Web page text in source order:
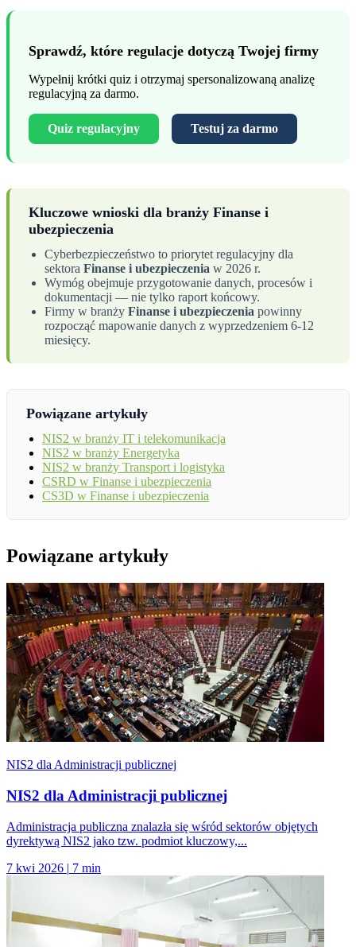
Sprawdź, które regulacje dotyczą Twojej firmy
Wypełnij krótki quiz i otrzymaj spersonalizowaną analizę
regulacyjną za darmo.
Quiz regulacyjny Testuj za darmo
Kluczowe wnioski dla branży Finanse i
ubezpieczenia
Cyberbezpieczeństwo to priorytet regulacyjny dla
sektora Finanse i ubezpieczenia w 2026 r.
Wymóg obejmuje przygotowanie danych, procesów i
dokumentacji — nie tylko raport końcowy.
Firmy w branży Finanse i ubezpieczenia powinny
rozpocząć mapowanie danych z wyprzedzeniem 6-12
miesięcy.
Powiązane artykuły
NIS2 w branży IT i telekomunikacja
NIS2 w branży Energetyka
NIS2 w branży Transport i logistyka
CSRD w Finanse i ubezpieczenia
CS3D w Finanse i ubezpieczenia
Powiązane artykuły
NIS2 dla Administracji publicznej
NIS2 dla Administracji publicznej
Administracja publiczna znalazła się wśród sektorów objętych
dyrektywą NIS2 jako tzw. podmiot kluczowy,...
7 kwi 2026 | 7 min